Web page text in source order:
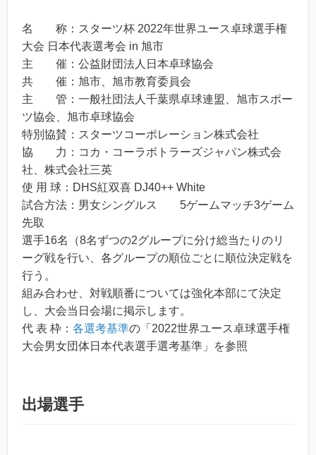
名 称：スターツ杯 2022年世界ユース卓球選手権
大会 日本代表選考会 in 旭市
主 催：公益財団法人日本卓球協会
共 催：旭市、旭市教育委員会
主 管：一般社団法人千葉県卓球連盟、旭市スポー
ツ協会、旭市卓球協会
特別協賛：スターツコーポレーション株式会社
協 力：コカ・コーラボトラーズジャパン株式会
社、株式会社三英
使 用 球：DHS紅双喜 DJ40++ White
試合方法：男女シングルス 5ゲームマッチ3ゲーム
先取
選手16名（8名ずつの2グループに分け総当たりのリ
ーグ戦を行い、各グループの順位ごとに順位決定戦を
行う。
組み合わせ、対戦順番については強化本部にて決定
し、大会当日会場に掲示します。
代 表 枠： 各選考基準の「2022世界ユース卓球選手権
大会男女団体日本代表選手選考基準」を参照
出場選手